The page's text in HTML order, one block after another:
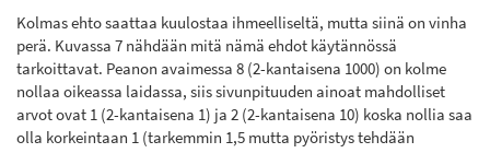
Kolmas ehto saattaa kuulostaa ihmeelliseltä, mutta siinä on vinha
perä. Kuvassa 7 nähdään mitä nämä ehdot käytännössä
tarkoittavat. Peanon avaimessa 8 (2-kantaisena 1000) on kolme
nollaa oikeassa laidassa, siis sivunpituuden ainoat mahdolliset
arvot ovat 1 (2-kantaisena 1) ja 2 (2-kantaisena 10) koska nollia saa
olla korkeintaan 1 (tarkemmin 1,5 mutta pyöristys tehdään